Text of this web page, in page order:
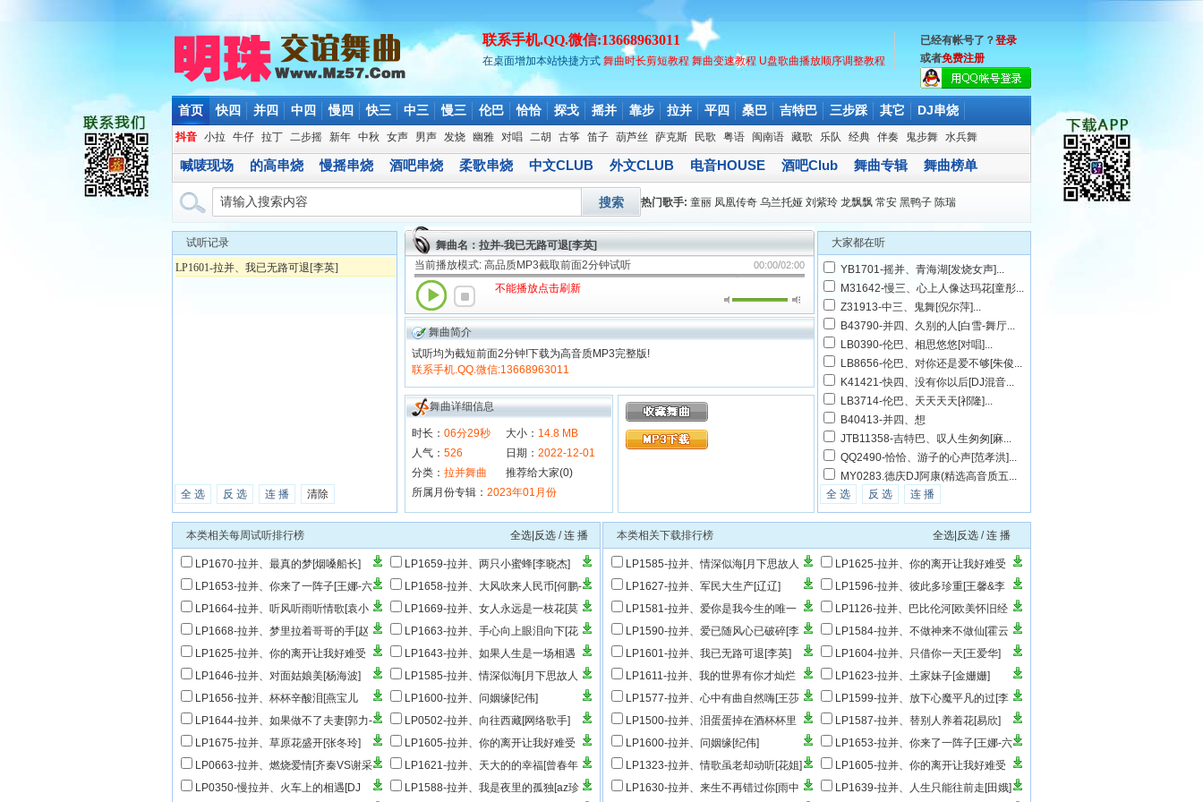
已经有帐号了？登录
或者免费注册
联系手机.QQ.微信:13668963011
在桌面增加本站快捷方式 舞曲时长剪短教程 舞曲变速教程 U盘歌曲播放顺序调整教程
首页 快四 并四 中四 慢四 快三 中三 慢三 伦巴 恰恰 探戈 摇并 靠步 拉并 平四 桑巴 吉特巴 三步踩 其它 DJ串烧
抖音 小拉 牛仔 拉丁 二步摇 新年 中秋 女声 男声 发烧 幽雅 对唱 二胡 古筝 笛子 葫芦丝 萨克斯 民歌 粤语 闽南语 藏歌 乐队 经典 伴奏 鬼步舞 水兵舞
喊唛现场 的高串烧 慢摇串烧 酒吧串烧 柔歌串烧 中文CLUB 外文CLUB 电音HOUSE 酒吧Club 舞曲专辑 舞曲榜单
搜索 热门歌手: 童丽 凤凰传奇 乌兰托娅 刘紫玲 龙飘飘 常安 黑鸭子 陈瑞
试听记录
LP1601-拉并、我已无路可退[李英]
全 选 反 选 连 播 清除
舞曲名：拉并-我已无路可退[李英]
当前播放模式: 高品质MP3截取前面2分钟试听
00:00/02:00
不能播放点击刷新
舞曲简介
试听均为截短前面2分钟!下载为高音质MP3完整版!
联系手机.QQ.微信:13668963011
舞曲详细信息
时长： 06分29秒 大小： 14.8 MB
人气： 526 日期： 2022-12-01
分类： 拉并舞曲
推荐给大家(0)
所属月份专辑： 2023年01月份
大家都在听
YB1701-摇并、青海湖[发烧女声]...
M31642-慢三、心上人像达玛花[童彤...
Z31913-中三、鬼舞[倪尔萍]...
B43790-并四、久别的人[白雪-舞厅...
LB0390-伦巴、相思悠悠[对唱]...
LB8656-伦巴、对你还是爱不够[朱俊...
K41421-快四、没有你以后[DJ混音...
LB3714-伦巴、天天天天[祁隆]...
B40413-并四、想
JTB11358-吉特巴、叹人生匆匆[麻...
QQ2490-恰恰、游子的心声[范孝洪]...
MY0283.德庆DJ阿康(精选高音质五...
全 选
反 选 连 播
本类相关每周试听排行榜 全选|反选 /连 播
LP1670-拉并、最真的梦[烟嗓船长]
LP1659-拉并、两只小蜜蜂[李晓杰]
LP1653-拉并、你来了一阵子[王娜-六
步]
LP1658-拉并、大风吹来人民币[何鹏-
DJ混音]
LP1664-拉并、听风听雨听情歌[袁小
袁]
LP1669-拉并、女人永远是一枝花[莫
斯满]
LP1668-拉并、梦里拉着哥哥的手[赵
洋&旺阳阳]
LP1663-拉并、手心向上眼泪向下[花
树-DJ混音]
LP1625-拉并、你的离开让我好难受
[雨中百合]
LP1643-拉并、如果人生是一场相遇
[燕宝儿]
LP1646-拉并、对面姑娘美[杨海波]
LP1585-拉并、情深似海[月下思故人
&红蔷薇]
LP1656-拉并、杯杯辛酸泪[燕宝儿
LP1600-拉并、问姻缘[纪伟]
LP1644-拉并、如果做不了夫妻[郭力-
合唱版]
LP0502-拉并、向往西藏[网络歌手]
LP1675-拉并、草原花盛开[张冬玲]
LP1605-拉并、你的离开让我好难受
[雨中百合]
LP0663-拉并、燃烧爱情[齐秦VS谢采
芸]
LP1621-拉并、天大的的幸福[曾春年
&丽菲]
LP0350-慢拉并、火车上的相遇[DJ
LP1588-拉并、我是夜里的孤独[az珍
本类相关下载排行榜 全选|反选 /连 播
LP1585-拉并、情深似海[月下思故人
&红蔷薇]
LP1625-拉并、你的离开让我好难受
[雨中百合]
LP1627-拉并、军民大生产[辽辽]
LP1596-拉并、彼此多珍重[王馨&李
青]
LP1581-拉并、爱你是我今生的唯一
[杨美华]
LP1126-拉并、巴比伦河[欧美怀旧经
典]
LP1590-拉并、爱已随风心已破碎[李
英]
LP1584-拉并、不做神来不做仙[霍云
龙&黑小黑]
LP1601-拉并、我已无路可退[李英]
LP1604-拉并、只借你一天[王爱华]
LP1611-拉并、我的世界有你才灿烂
[陶玉]
LP1623-拉并、土家妹子[金姗姗]
LP1577-拉并、心中有曲自然嗨[王莎
莎]
LP1599-拉并、放下心魔平凡的过[李
英]
LP1500-拉并、泪蛋蛋掉在酒杯杯里
[黑小黑]
LP1587-拉并、替别人养着花[易欣]
LP1600-拉并、问姻缘[纪伟]
LP1653-拉并、你来了一阵子[王娜-六
步]
LP1323-拉并、情歌虽老却动听[花姐]
LP1605-拉并、你的离开让我好难受
[雨中百合]
LP1630-拉并、来生不再错过你[雨中
LP1639-拉并、人生只能往前走[田娥]